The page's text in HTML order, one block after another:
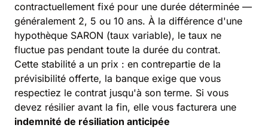
contractuellement fixé pour une durée déterminée —
généralement 2, 5 ou 10 ans. À la différence d'une
hypothèque SARON (taux variable), le taux ne
fluctue pas pendant toute la durée du contrat.
Cette stabilité a un prix : en contrepartie de la
prévisibilité offerte, la banque exige que vous
respectiez le contrat jusqu'à son terme. Si vous
devez résilier avant la fin, elle vous facturera une
indemnité de résiliation anticipée